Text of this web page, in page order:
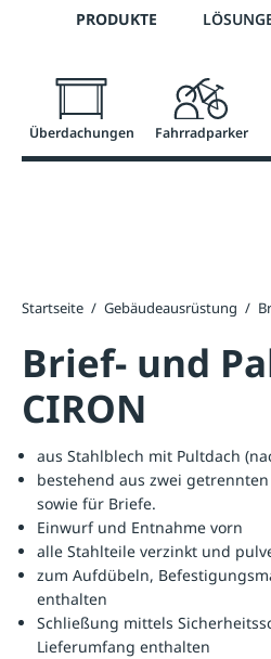
Zur Hauptnavigation
Telefon: 0800 / 100 49 02
PRODUKTE
Überdachungen Fahrradparker
Startseite / Gebäudeausrüstung /
Brief- und
CIRON
aus Stahlblech mit Pultdach
bestehend aus zwei
sowie für Briefe.
Einwurf und Entnahme vorn
alle Stahlteile verzinkt und
zum Aufdübeln,
enthalten
Schließung mittels
Lieferumfang enthalten